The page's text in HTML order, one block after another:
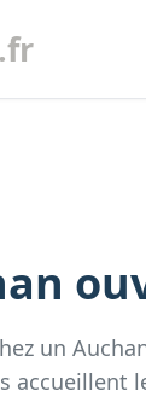
.fr
un
accueillent